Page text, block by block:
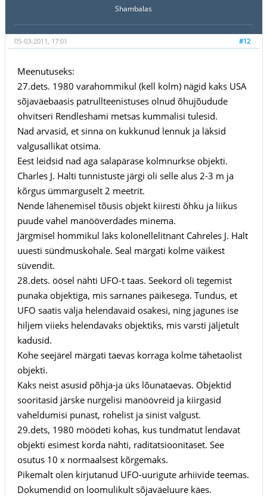
Shambalas
#12
05-03-2011, 17:01
Meenutuseks:
27.dets. 1980 varahommikul (kell kolm) nägid kaks USA
sõjaväebaasis patrullteenistuses olnud õhujõudude
ohvitseri Rendleshami metsas kummalisi tulesid.
Nad arvasid, et sinna on kukkunud lennuk ja läksid
valgusallikat otsima.
Eest leidsid nad aga salapärase kolmnurkse objekti.
Charles J. Halti tunnistuste järgi oli selle alus 2-3 m ja
kõrgus ümmarguselt 2 meetrit.
Nende lähenemisel tõusis objekt kiiresti õhku ja liikus
puude vahel manööverdades minema.
Järgmisel hommikul läks kolonellelitnant Cahreles J. Halt
uuesti sündmuskohale. Seal märgati kolme väikest
süvendit.
28.dets. öösel nähti UFO-t taas. Seekord oli tegemist
punaka objektiga, mis sarnanes päikesega. Tundus, et
UFO saatis välja helendavaid osakesi, ning jagunes ise
hiljem viieks helendavaks objektiks, mis varsti jäljetult
kadusid.
Kohe seejärel märgati taevas korraga kolme tähetaolist
objekti.
Kaks neist asusid põhja-ja üks lõunataevas. Objektid
sooritasid järske nurgelisi manöövreid ja kiirgasid
vaheldumisi punast, rohelist ja sinist valgust.
29.dets, 1980 möödeti kohas, kus tundmatut lendavat
objekti esimest korda nähti, raditatsioonitaset. See
osutus 10 x normaalsest kõrgemaks.
Pikemalt olen kirjutanud UFO-uurigute arhiivide teemas.
Dokumendid on loomulikult sõjaväeluure käes.